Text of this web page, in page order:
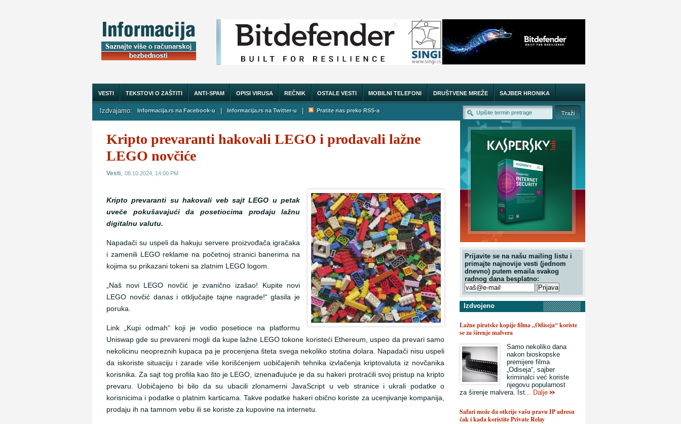
VESTI TEKSTOVI O ZAŠTITI ANTI-SPAM OPISI VIRUSA REČNIK OSTALE VESTI MOBILNI TELEFONI DRUŠTVENE MREŽE SAJBER HRONIKA
O NAMA
Izdvajamo: Informacija.rs na Facebook-u | Informacija.rs na Twitter-u | Pratite nas preko RSS-a
Kripto prevaranti hakovali LEGO i prodavali lažne
LEGO novčiće
Vesti, 08.10.2024, 14:00 PM
Kripto prevaranti su hakovali veb sajt LEGO u petak
uveče pokušavajući da posetiocima prodaju lažnu
digitalnu valutu.
Napadači su uspeli da hakuju servere proizvođača igračaka
i zamenili LEGO reklame na početnoj stranici banerima na
kojima su prikazani tokeni sa zlatnim LEGO logom.
„Naš novi LEGO novčić je zvanično izašao! Kupite novi
LEGO novčić danas i otključajte tajne nagrade!“ glasila je
poruka.
Link „Kupi odmah“ koji je vodio posetioce na platformu
Uniswap gde su prevareni mogli da kupe lažne LEGO tokone koristeći Ethereum, uspeo da prevari samo
nekolicinu neopreznih kupaca pa je procenjena šteta svega nekoliko stotina dolara. Napadači nisu uspeli
da iskoriste situaciju i zarade više korišćenjem uobičajenih tehnika izvlačenja kriptovaluta iz novčanika
korisnika. Za sajt tog profila kao što je LEGO, iznenađujuće je da su hakeri protraćili svoj pristup na kripto
prevaru. Uobičajeno bi bilo da su ubacili zlonamerni JavaScript u veb stranice i ukrali podatke o
korisnicima i podatke o platnim karticama. Takve podatke hakeri obično koriste za ucenjivanje kompanija,
prodaju ih na tamnom vebu ili se koriste za kupovine na internetu.
Prijavite se na našu mailing listu i
primajte najnovije vesti (jednom
dnevno) putem emaila svakog
radnog dana besplatno:
Izdvojeno
Lažne piratske kopije filma „Odiseja“ koriste
se za širenje malvera
Samo nekoliko dana
nakon bioskopske
premijere filma
„Odiseja“, sajber
kriminalci već koriste
njegovu popularnost
za širenje malvera. Ist... Dalje
Safari može da otkrije vašu pravu IP adresu
čak i kada koristite Private Relay